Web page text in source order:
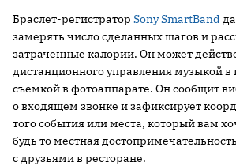
Браслет-регистратор Sony SmartBand
замерять число сделанных шагов и
затраченные калории. Он может
дистанционного управления музыкой в
съемкой в фотоаппарате. Он сообщит
о входящем звонке и зафиксирует
того события или места, который вам
будь то местная
с друзьями в ресторане.